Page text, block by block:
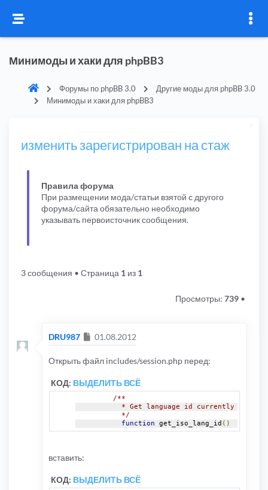
Минимоды и хаки для phpBB3
Форумы по phpBB 3.0
Другие моды для phpBB 3.0
Минимоды и хаки для phpBB3
изменить зарегистрирован на стаж
Правила форума
При размещении мода/статьи взятой с другого
форума/сайта обязательно необходимо
указывать первоисточник сообщения.
3 сообщения • Страница 1 из 1
Просмотры: 739 •
DRU987 Сообщение
01.08.2012
Открыть файл includes/session.php перед:
КОД: ВЫДЕЛИТЬ ВСЁ
/**
* Get language id currently used
           */
function get_iso_lang_id ()
вставить:
КОД: ВЫДЕЛИТЬ ВСЁ